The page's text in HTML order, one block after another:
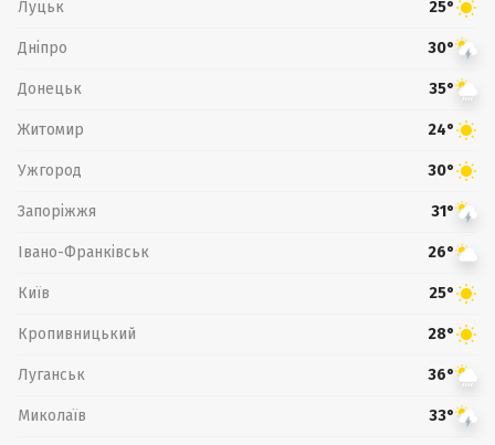
Луцьк 25°
Дніпро 30°
Донецьк 35°
Житомир 24°
Ужгород 30°
Запоріжжя 31°
Івано-Франківськ 26°
Київ 25°
Кропивницький 28°
Луганськ 36°
Миколаїв 33°